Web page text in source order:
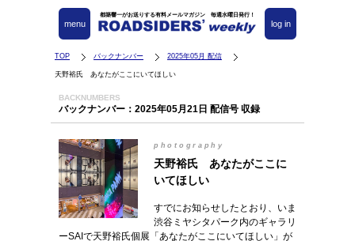
都築響一がお送りする有料メールマガジン 毎週水曜日発行！
log in
menu
TOP バックナンバー 2025年05月 配信
天野裕氏 あなたがここにいてほしい
BACKNUMBERS
バックナンバー：2025年05月21日 配信号 収録
photography
天野裕氏 あなたがここに
いてほしい
すでにお知らせしたとおり、いま
渋谷ミヤシタパーク内のギャラリ
ーSAIで天野裕氏個展「あなたがここにいてほしい」が